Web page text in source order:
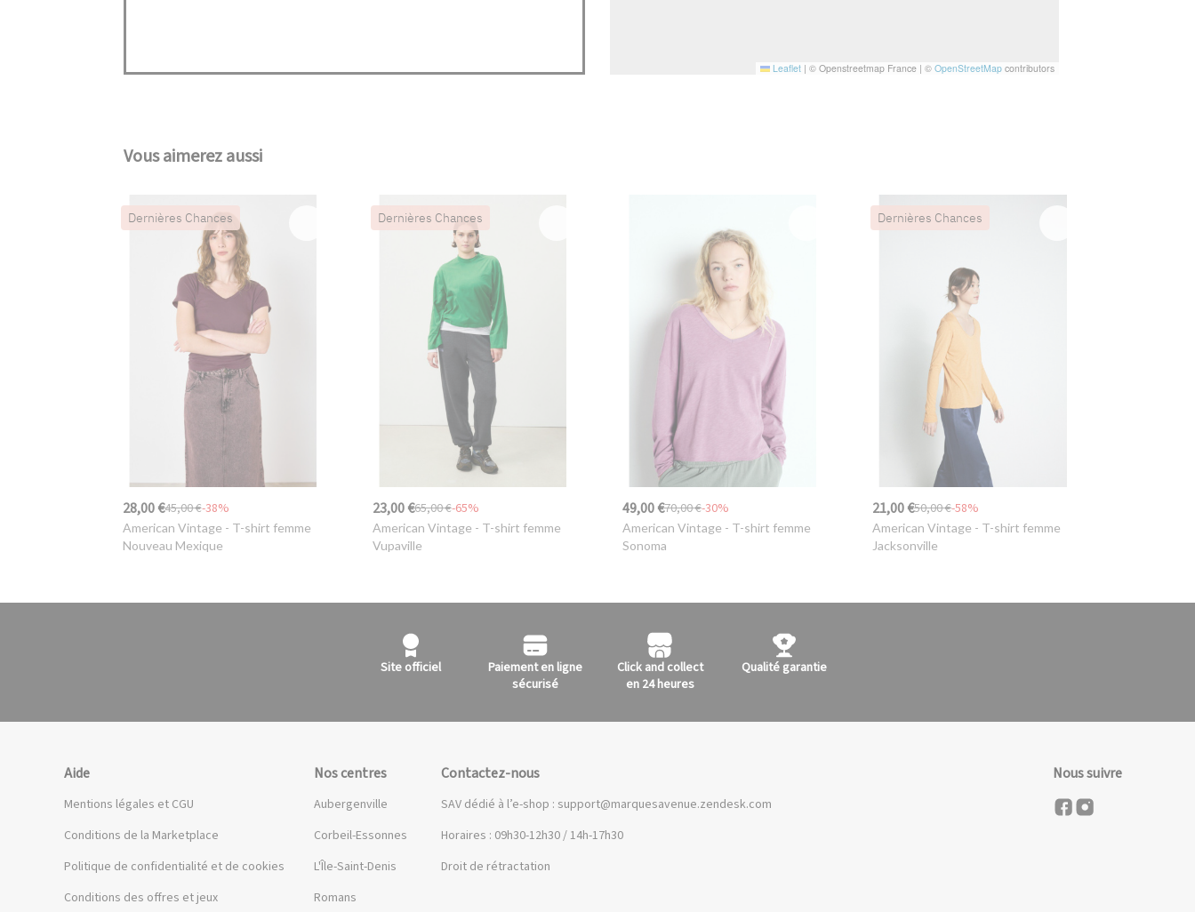
Leaflet | © Openstreetmap France | © OpenStreetMapcontributors
Vous aimerez aussi
Dernières Chances
28,00 €45,00 €-38%
American Vintage - T-shirt femme
Nouveau Mexique
Dernières Chances
23,00 €65,00 €-65%
American Vintage - T-shirt femme
Vupaville
49,00 €70,00 €-30%
American Vintage - T-shirt femme
Sonoma
Dernières Chances
21,00 €50,00 €-58%
American Vintage - T-shirt femme
Jacksonville
Site officiel
Paiement en ligne
sécurisé
Click and collect
en 24 heures
Qualité garantie
Aide
Mentions légales et CGU
Conditions de la Marketplace
Politique de confidentialité et de cookies
Conditions des offres et jeux
Nos centres
Aubergenville
Corbeil-Essonnes
L'Île-Saint-Denis
Romans
Contactez-nous
SAV dédié à l’e-shop : support@marquesavenue.zendesk.com
Horaires : 09h30-12h30 / 14h-17h30
Droit de rétractation
Nous suivre